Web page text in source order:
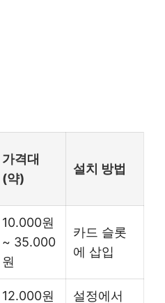
가격대
(약)
설치 방법
10.000원
~ 35.000
원
카드 슬롯
에 삽입
12.000원 설정에서